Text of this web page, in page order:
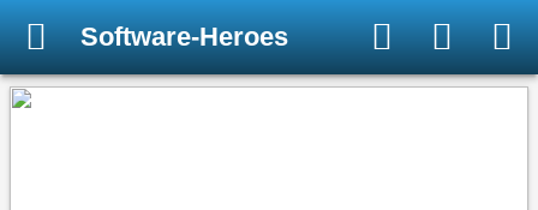
Software-Heroes